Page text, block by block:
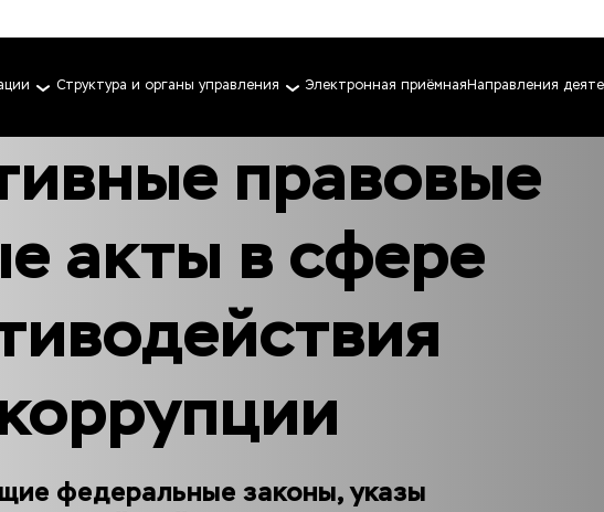
Структура и органы управления Электронная приёмная Направления
правовые
акты в сфере
федеральные законы, указы